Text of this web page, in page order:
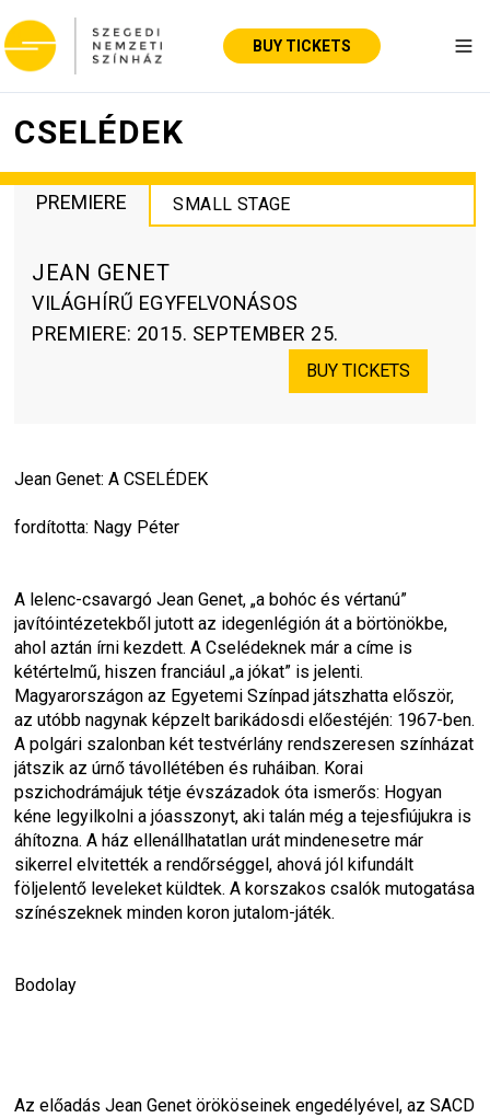
BUY TICKETS
CSELÉDEK
PREMIERE SMALL STAGE
JEAN GENET
VILÁGHÍRŰ EGYFELVONÁSOS
PREMIERE: 2015. SEPTEMBER 25.
BUY TICKETS
Jean Genet: A CSELÉDEK
fordította: Nagy Péter
A lelenc-csavargó Jean Genet, „a bohóc és vértanú”
javítóintézetekből jutott az idegenlégión át a börtönökbe,
ahol aztán írni kezdett. A Cselédeknek már a címe is
kétértelmű, hiszen franciául „a jókat” is jelenti.
Magyarországon az Egyetemi Színpad játszhatta először,
az utóbb nagynak képzelt barikádosdi előestéjén: 1967-ben.
A polgári szalonban két testvérlány rendszeresen színházat
játszik az úrnő távollétében és ruháiban. Korai
pszichodrámájuk tétje évszázadok óta ismerős: Hogyan
kéne legyilkolni a jóasszonyt, aki talán még a tejesfiújukra is
áhítozna. A ház ellenállhatatlan urát mindenesetre már
sikerrel elvitették a rendőrséggel, ahová jól kifundált
följelentő leveleket küldtek. A korszakos csalók mutogatása
színészeknek minden koron jutalom-játék.
Bodolay
Az előadás Jean Genet örököseinek engedélyével, az SACD